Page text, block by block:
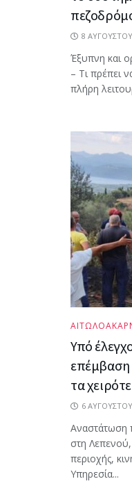
8
Έξυπνη και
– Τι πρέπει
πλήρη
Υπό
επέμβαση
τα
6
Αναστάτωση
στη
περιοχής,
Υπηρεσία...